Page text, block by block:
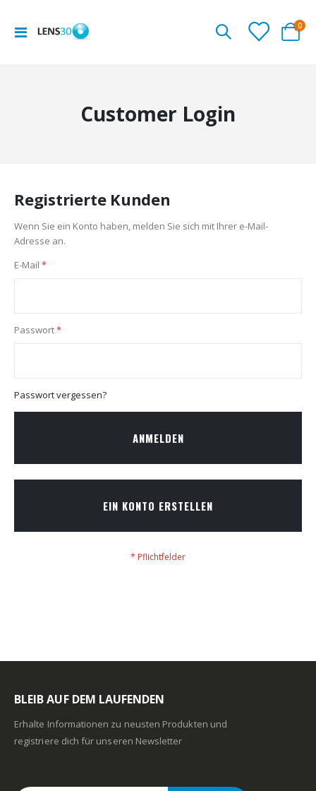
Navigation
Cart
0
Customer Login
Registrierte Kunden
Wenn Sie ein Konto haben, melden Sie sich mit Ihrer e-Mail-
Adresse an.
E-Mail
Passwort
Passwort vergessen?
ANMELDEN
EIN KONTO ERSTELLEN
BLEIB AUF DEM LAUFENDEN
Erhalte Informationen zu neusten Produkten und
registriere dich für unseren Newsletter